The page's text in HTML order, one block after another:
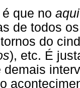
que no
de todos
do
), etc. É
demais